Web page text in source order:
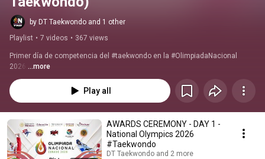
by DT Taekwondo and 1 other
Playlist • 7 videos • 367 views
Primer día de competencia del #taekwondo en la #OlimpiadaNacional
2026. ...more
Play all
AWARDS CEREMONY - DAY 1 -
National Olympics 2026
#Taekwondo
DT Taekwondo and 2 more